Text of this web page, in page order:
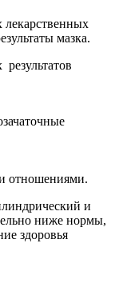
мазка.
отношениями.
и
ниже нормы,
здоровья